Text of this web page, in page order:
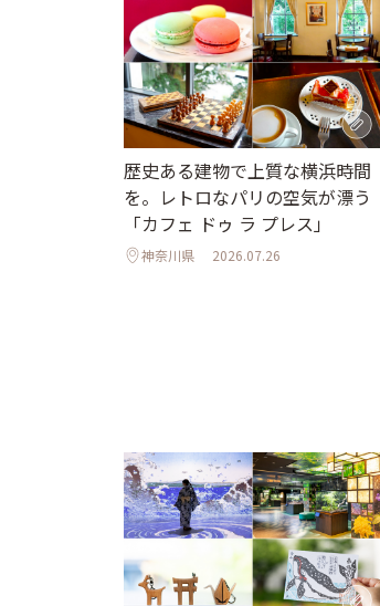
歴史ある建物で上質な横浜時間
を。レトロなパリの空気が漂う
「カフェ ドゥ ラ プレス」
神奈川県 2026.07.26